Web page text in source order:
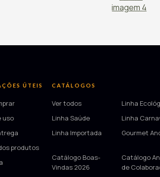
ÚTEIS
uso
produtos
CATÁLOGOS
Ver todos Linha
Linha Saúde
Linha
Linha Importada
Gourmet
Catálogo Boas-
Vindas 2026
Catálogo
de